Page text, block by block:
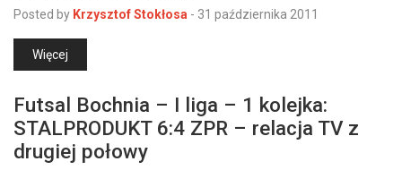
Posted by Krzysztof Stokłosa - 31 października 2011
Więcej
Futsal Bochnia – I liga – 1 kolejka:
STALPRODUKT 6:4 ZPR – relacja TV z
drugiej połowy